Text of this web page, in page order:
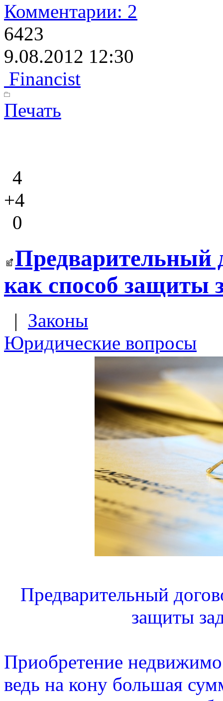
Комментарии: 2
6423
9.08.2012 12:30
Financist
Печать
4
+4
0
Предварительный
как способ защиты
| Законы
Юридические вопросы
Предварительный
защиты
Приобретение
ведь на кону большая